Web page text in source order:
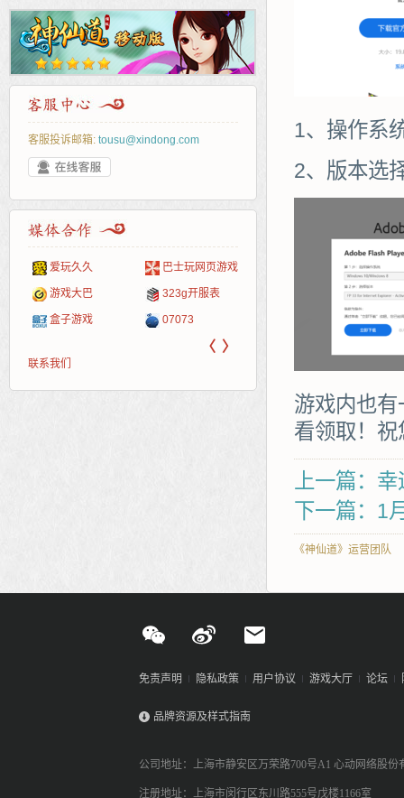
客服投诉邮箱: tousu@xindong.com
爱玩久久 巴士玩网页游戏
游戏大巴 323g开服表
盒子游戏 07073
页游网
新浪
网易
多玩
中华网
Cwan
游一游
40407
一游网
开服网
游戏
〈 〉
联系我们
1、操作系
2、版本选
游戏内也
看领取！
上一篇：
下一篇：1
《神仙道》运营团队
免责声明 隐私政策 用户协议 游戏大厅 论坛
品牌资源及样式指南
公司地址：上海市静安区万荣路700号A1 心动网络股份
注册地址：上海市闵行区东川路555号戊楼1166室